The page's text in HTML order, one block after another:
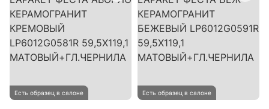
Есть образец в салоне Есть образец в салоне